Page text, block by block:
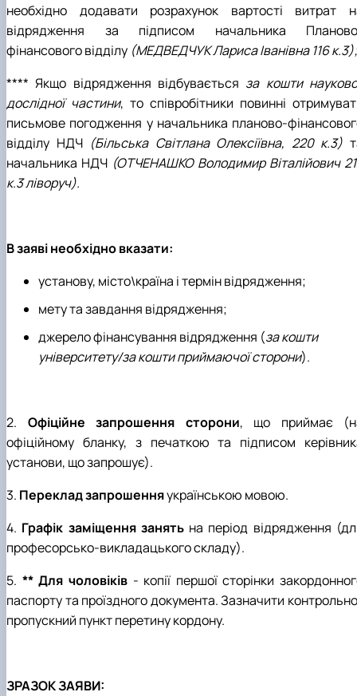
необхідно додавати розрахунок вартості витрат
відрядження за підписом начальника
фінансового відділу (МЕДВЕДЧУК Лариса Іванівна 116 к.3);
**** Якщо відрядження відбувається за кошти
дослідної частини, то співробітники повинні
письмове погодження у начальника планово-
відділу НДЧ (Більська Світлана Олексіївна, 220 к.3)
начальника НДЧ (ОТЧЕНАШКО Володимир Віталійович
к.3 ліворуч).
В заяві необхідно вказати:
установу, місто\країна і термін відрядження;
мету та завдання відрядження;
джерело фінансування відрядження (за кошти
університету/за кошти приймаючої сторони).
2. Офіційне запрошення сторони, що приймає
офіційному бланку, з печаткою та підписом
установи, що запрошує).
3. Переклад запрошенняукраїнською мовою.
4. Графік заміщення занятьна період відрядження
професорсько-викладацького складу).
5. ** Для чоловіків - копії першої сторінки
паспорту та проїздного документа. Зазначити
пропускний пункт перетину кордону.
ЗРАЗОК ЗАЯВИ: